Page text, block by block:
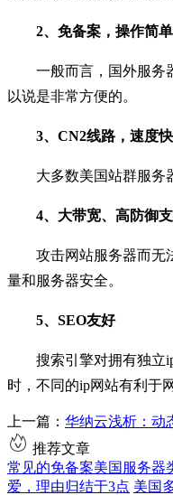
2、免备案，操作简
一般而言，国外服务
以说是非常方便的。
3、CN2线路，速度
大多数美国站群服务
4、大带宽、高防御
攻击网站服务器而无
量和服务器安全。
5、SEO友好
搜索引擎对拥有独立
时，不同的ip网站有利于
上一篇： 华纳云浅析：动
推荐文章
常见的免备案美国服务器
爱，理由归结于3点 美国